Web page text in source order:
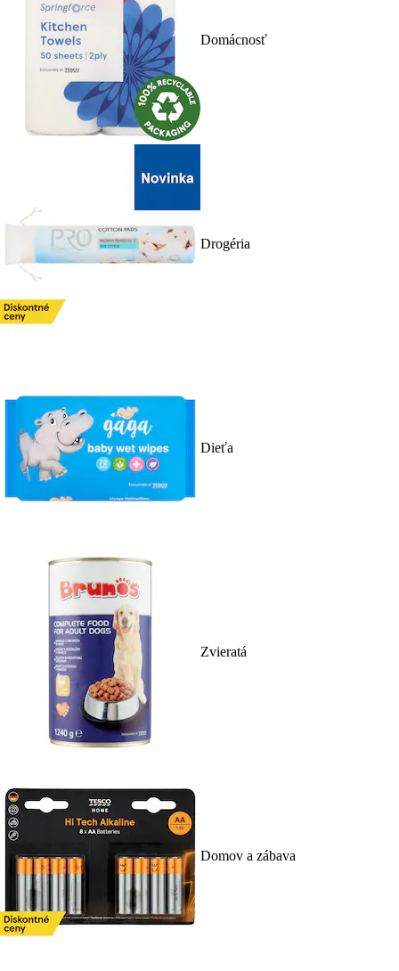
Domácnosť
Drogéria
Dieťa
Zvieratá
Domov a zábava